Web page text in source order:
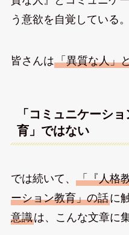
う意欲を自覚している。
皆さんは「異質な人」
「コミュニケーシ
育」ではない
では続いて、 「『人格
ーション教育」の話に
意識は、こんな文章に